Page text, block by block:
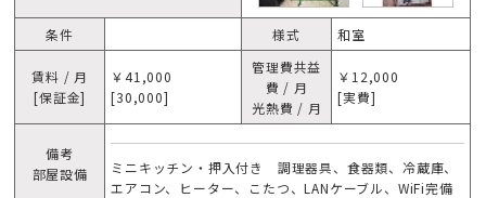
条件 様式 和室
賃料 / 月
[保証金]
￥41,000
[30,000]
管理費共益
費 / 月
光熱費 / 月
￥12,000
[実費]
備考
部屋設備
ミニキッチン・押入付き 調理器具、食器類、冷蔵庫、
エアコン、ヒーター、こたつ、LANケーブル、WiFi完備